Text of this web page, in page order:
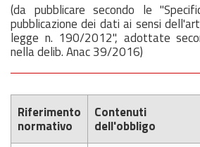
(da pubblicare secondo le
pubblicazione dei dati ai sensi
legge n. 190/2012", adottate
nella delib. Anac 39/2016)
Riferimento
normativo
Contenuti
dell'obbligo